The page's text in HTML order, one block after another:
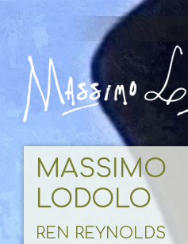
MASSIMO
LODOLO
REN REYNOLDS